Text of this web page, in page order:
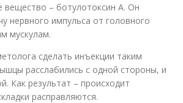
вещество – ботулотоксин А. Он
нервного импульса от головного
мускулам.
сделать инъекции таким
расслабились с одной стороны, и
Как результат – происходит
расправляются.